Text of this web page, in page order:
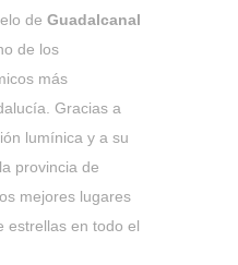
de Guadalcanal
de los
más
Gracias a
lumínica y a su
provincia de
mejores lugares
estrellas en todo el